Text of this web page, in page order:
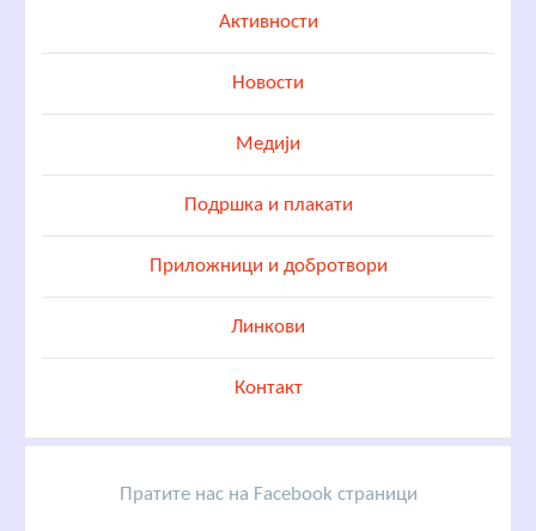
Активности
Новости
Медији
Подршка и плакати
Приложници и добротвори
Линкови
Контакт
Пратите нас на Facebook страници